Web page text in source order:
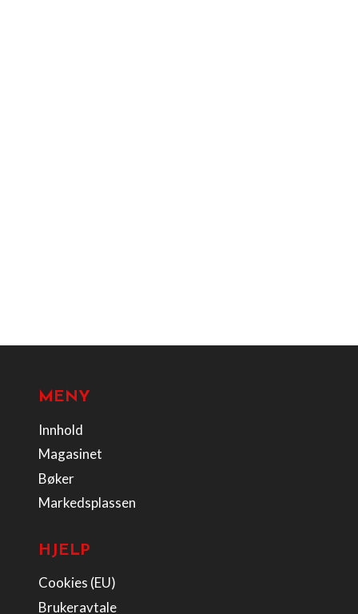
MENY
Innhold
Magasinet
Bøker
Markedsplassen
HJELP
Cookies (EU)
Brukeravtale